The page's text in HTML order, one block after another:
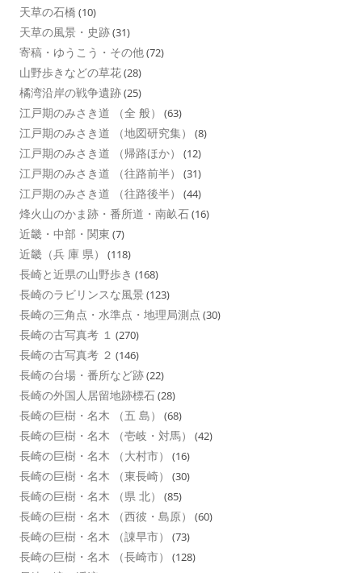
天草の石橋 (10)
天草の風景・史跡(31)
寄稿・ゆうこう・その他(72)
山野歩きなどの草花(28)
橘湾沿岸の戦争遺跡(25)
江戸期のみさき道 （全 般） (63)
江戸期のみさき道 （地図研究集） (8)
江戸期のみさき道 （帰路ほか） (12)
江戸期のみさき道 （往路前半） (31)
江戸期のみさき道 （往路後半） (44)
烽火山のかま跡・番所道・南畝石(16)
近畿・中部・関東 (7)
近畿（兵 庫 県） (118)
長崎と近県の山野歩き (168)
長崎のラビリンスな風景 (123)
長崎の三角点・水準点・地理局測点 (30)
長崎の古写真考 １ (270)
長崎の古写真考 ２ (146)
長崎の台場・番所など跡(22)
長崎の外国人居留地跡標石(28)
長崎の巨樹・名木 （五 島） (68)
長崎の巨樹・名木 （壱岐・対馬） (42)
長崎の巨樹・名木 （大村市） (16)
長崎の巨樹・名木 （東長崎） (30)
長崎の巨樹・名木 （県 北） (85)
長崎の巨樹・名木 （西彼・島原） (60)
長崎の巨樹・名木 （諌早市） (73)
長崎の巨樹・名木 （長崎市） (128)